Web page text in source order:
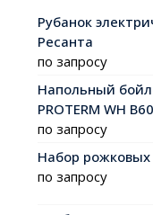
Рубанок
Ресанта
по запросу
Напольный
PROTERM WH
по запросу
Набор
по запросу